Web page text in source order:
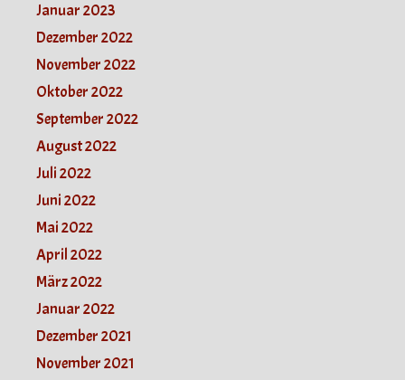
Januar 2023
Dezember 2022
November 2022
Oktober 2022
September 2022
August 2022
Juli 2022
Juni 2022
Mai 2022
April 2022
März 2022
Januar 2022
Dezember 2021
November 2021